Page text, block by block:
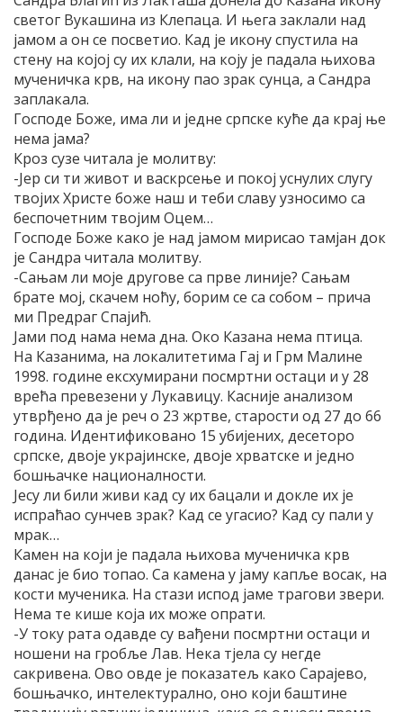
светог Вукашина из Клепаца. И њега заклали над
јамом а он се посветио. Кад је икону спустила на
стену на којој су их клали, на коју је падала њихова
мученичка крв, на икону пао зрак сунца, а Сандра
заплакала.
Господе Боже, има ли и једне српске куће да крај ње
нема јама?
Кроз сузе читала је молитву:
-Јер си ти живот и васкрсење и покој уснулих слугу
твојих Христе боже наш и теби славу узносимо са
беспочетним твојим Оцем…
Господе Боже како је над јамом мирисао тамјан док
је Сандра читала молитву.
-Сањам ли моје другове са прве линије? Сањам
брате мој, скачем ноћу, борим се са собом – прича
ми Предраг Спајић.
Јами под нама нема дна. Око Казана нема птица.
На Казанима, на локалитетима Гај и Грм Малине
1998. године ексхумирани посмртни остаци и у 28
врећа превезени у Лукавицу. Касније анализом
утврђено да је реч о 23 жртве, старости од 27 до 66
година. Идентификовано 15 убијених, десеторо
српске, двоје украјинске, двоје хрватске и једно
бошњачке националности.
Јесу ли били живи кад су их бацали и докле их је
испраћао сунчев зрак? Кад се угасио? Кад су пали у
мрак…
Камен на који је падала њихова мученичка крв
данас је био топао. Са камена у јаму капље восак, на
кости мученика. На стази испод јаме трагови звери.
Нема те кише која их може опрати.
-У току рата одавде су вађени посмртни остаци и
ношени на гробље Лав. Нека тјела су негде
сакривена. Ово овде је показатељ како Сарајево,
бошњачко, интелектурално, оно који баштине